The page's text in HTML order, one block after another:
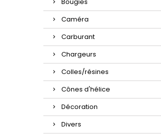
Caméra
Carburant
Chargeurs
Colles/résines
Cônes d'hélice
Décoration
Divers